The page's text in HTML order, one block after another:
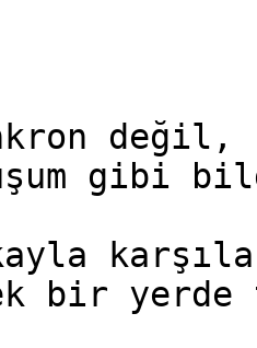
değil,
gibi
bir yerde